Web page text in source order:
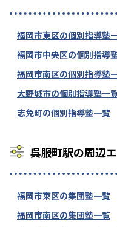
福岡市東区の個別指導塾
福岡市中央区の個別指導
福岡市南区の個別指導塾
大野城市の個別指導塾一
志免町の個別指導塾一覧
呉服町駅の周辺
福岡市東区の集団塾一覧
福岡市南区の集団塾一覧